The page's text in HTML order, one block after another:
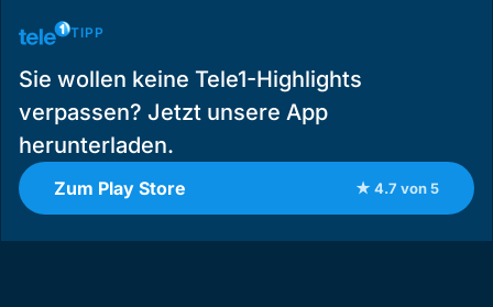
TIPP
Sie wollen keine Tele1-Highlights
verpassen? Jetzt unsere App
herunterladen.
Zum Play Store ★ 4.7 von 5